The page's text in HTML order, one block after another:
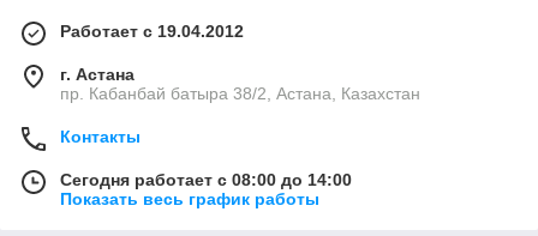
Работает с 19.04.2012
г. Астана
пр. Кабанбай батыра 38/2, Астана, Казахстан
Контакты
Сегодня работает с 08:00 до 14:00
Показать весь график работы